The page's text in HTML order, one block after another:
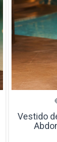
Vestido